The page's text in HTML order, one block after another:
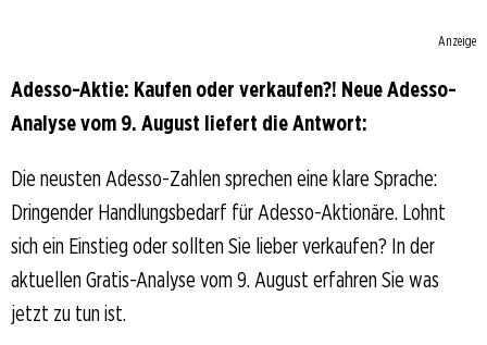
Anzeige
Adesso-Aktie: Kaufen oder verkaufen?! Neue Adesso-
Analyse vom 9. August liefert die Antwort:
Die neusten Adesso-Zahlen sprechen eine klare Sprache:
Dringender Handlungsbedarf für Adesso-Aktionäre. Lohnt
sich ein Einstieg oder sollten Sie lieber verkaufen? In der
aktuellen Gratis-Analyse vom 9. August erfahren Sie was
jetzt zu tun ist.